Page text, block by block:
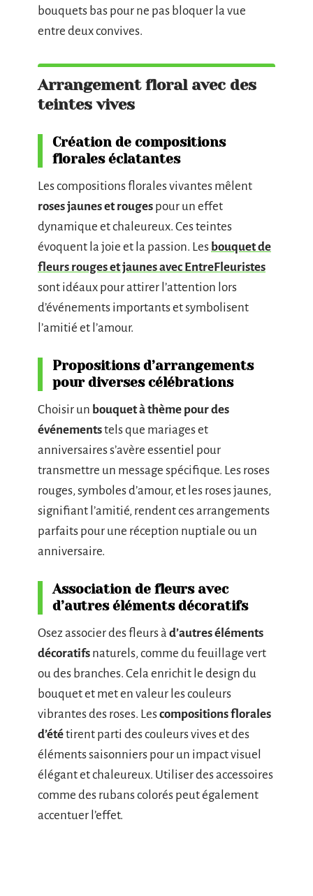
bouquets bas pour ne pas bloquer la vue
entre deux convives.
Arrangement floral avec des
teintes vives
Création de compositions
florales éclatantes
Les compositions florales vivantes mêlent
roses jaunes et rouges pour un effet
dynamique et chaleureux. Ces teintes
évoquent la joie et la passion. Les bouquet de
fleurs rouges et jaunes avec EntreFleuristes
sont idéaux pour attirer l’attention lors
d’événements importants et symbolisent
l’amitié et l’amour.
Propositions d’arrangements
pour diverses célébrations
Choisir un bouquet à thème pour des
événementstels que mariages et
anniversaires s’avère essentiel pour
transmettre un message spécifique. Les roses
rouges, symboles d’amour, et les roses jaunes,
signifiant l’amitié, rendent ces arrangements
parfaits pour une réception nuptiale ou un
anniversaire.
Association de fleurs avec
d’autres éléments décoratifs
Osez associer des fleurs à d’autres éléments
décoratifs naturels, comme du feuillage vert
ou des branches. Cela enrichit le design du
bouquet et met en valeur les couleurs
vibrantes des roses. Lescompositions florales
d’ététirent parti des couleurs vives et des
éléments saisonniers pour un impact visuel
élégant et chaleureux. Utiliser des accessoires
comme des rubans colorés peut également
accentuer l’effet.